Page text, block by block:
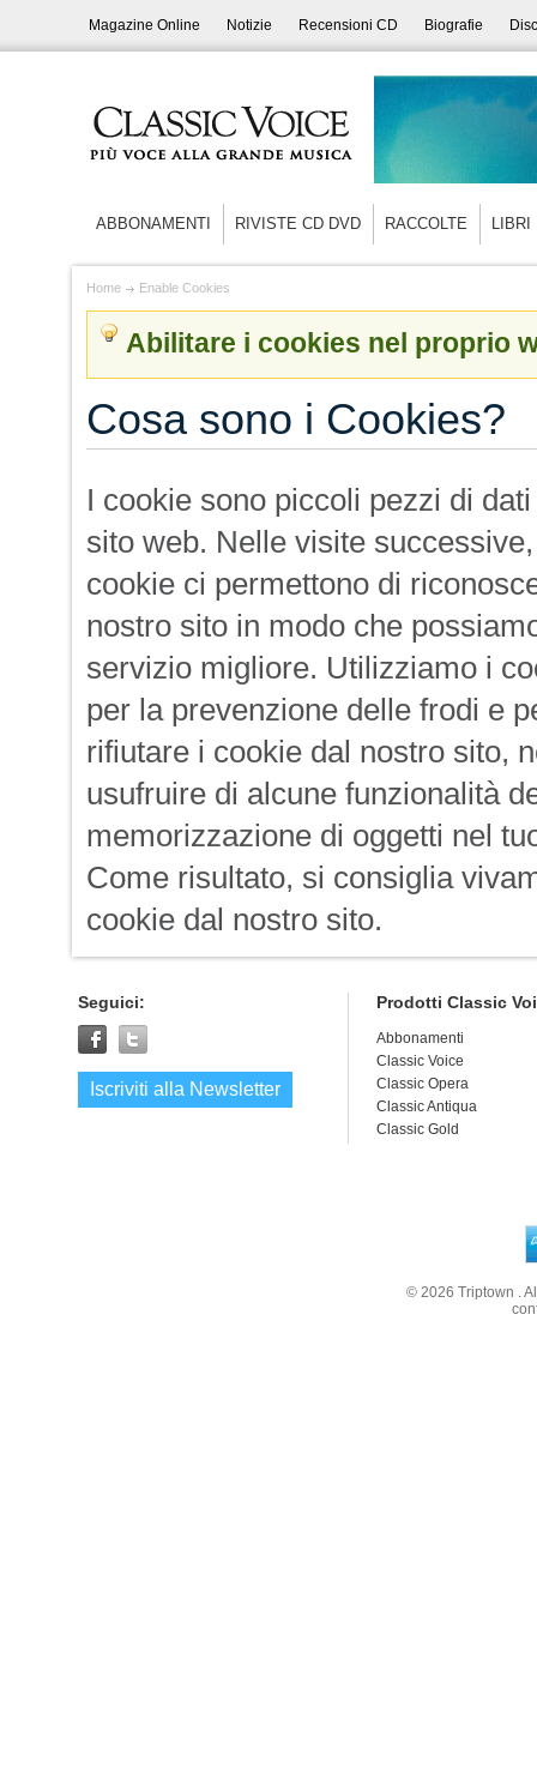
Magazine Online Notizie Recensioni CD Biografie
ABBONAMENTI RIVISTE CD DVD RACCOLTE LIBRI
Home Enable Cookies
Abilitare i cookies nel proprio
Cosa sono i Cookies?
I cookie sono piccoli pezzi di
sito web. Nelle visite
cookie ci permettono di
nostro sito in modo che
servizio migliore. Utilizziamo i
per la prevenzione delle frodi e
rifiutare i cookie dal nostro sito,
usufruire di alcune funzionalità
memorizzazione di oggetti nel
Come risultato, si consiglia
cookie dal nostro sito.
Seguici:
Iscriviti alla Newsletter
Prodotti Classic
Abbonamenti
Classic Voice
Classic Opera
Classic Antiqua
Classic Gold
© 2026Triptown .